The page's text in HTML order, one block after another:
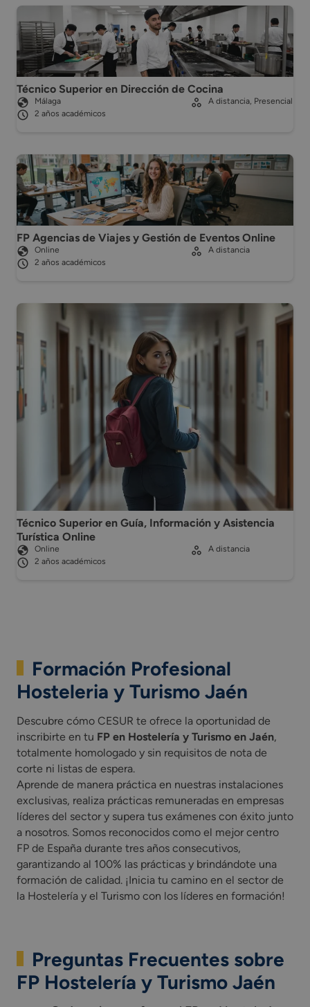
Técnico Superior en Dirección de Cocina
Málaga
2 años académicos
A distancia, Presencial
FP Agencias de Viajes y Gestión de Eventos Online
Online
2 años académicos
A distancia
Técnico Superior en Guía, Información y Asistencia
Turística Online
Online
2 años académicos
A distancia
Formación Profesional
Hosteleria y Turismo Jaén
Descubre cómo CESUR te ofrece la oportunidad de
inscribirte en tu FP en Hostelería y Turismo en Jaén,
totalmente homologado y sin requisitos de nota de
corte ni listas de espera.
Aprende de manera práctica en nuestras instalaciones
exclusivas, realiza prácticas remuneradas en empresas
líderes del sector y supera tus exámenes con éxito junto
a nosotros. Somos reconocidos como el mejor centro
FP de España durante tres años consecutivos,
garantizando al 100% las prácticas y brindándote una
formación de calidad. ¡Inicia tu camino en el sector de
la Hostelería y el Turismo con los líderes en formación!
Preguntas Frecuentes sobre
FP Hostelería y Turismo Jaén